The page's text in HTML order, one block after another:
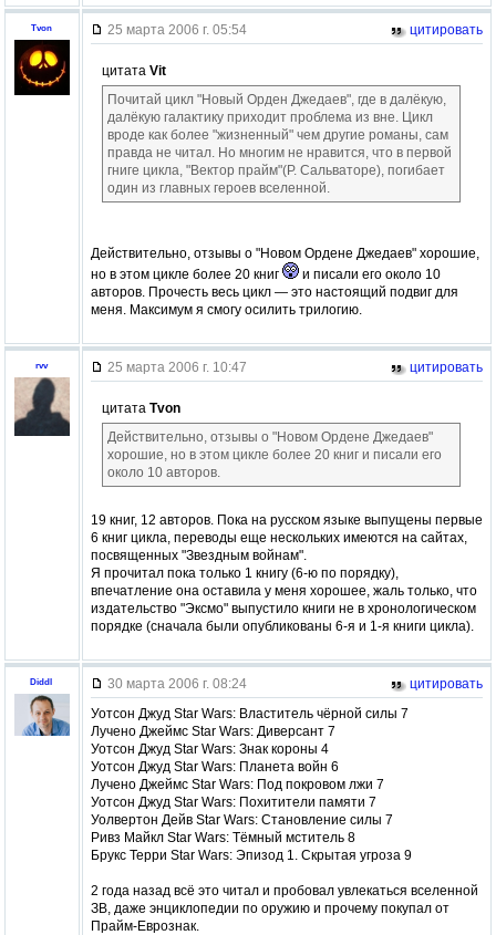
Tvon 25 марта 2006 г. 05:54 цитировать
цитата Vit
Почитай цикл "Новый Орден Джедаев", где в далёкую,
далёкую галактику приходит проблема из вне. Цикл
вроде как более "жизненный" чем другие романы, сам
правда не читал. Но многим не нравится, что в первой
гниге цикла, "Вектор прайм"(Р. Сальваторе), погибает
один из главных героев вселенной.
Действительно, отзывы о "Новом Ордене Джедаев" хорошие,
но в этом цикле более 20 книг
и писали его около 10
авторов. Прочесть весь цикл — это настоящий подвиг для
меня. Максимум я смогу осилить трилогию.
rvv 25 марта 2006 г. 10:47 цитировать
цитата Tvon
Действительно, отзывы о "Новом Ордене Джедаев"
хорошие, но в этом цикле более 20 книг и писали его
около 10 авторов.
19 книг, 12 авторов. Пока на русском языке выпущены первые
6 книг цикла, переводы еще нескольких имеются на сайтах,
посвященных "Звездным войнам".
Я прочитал пока только 1 книгу (6-ю по порядку),
впечатление она оставила у меня хорошее, жаль только, что
издательство "Эксмо" выпустило книги не в хронологическом
порядке (сначала были опубликованы 6-я и 1-я книги цикла).
Diddl 30 марта 2006 г. 08:24
цитировать
Уотсон Джуд Star Wars: Властитель чёрной силы 7
Лучено Джеймс Star Wars: Диверсант 7
Уотсон Джуд Star Wars: Знак короны 4
Уотсон Джуд Star Wars: Планета войн 6
Лучено Джеймс Star Wars: Под покровом лжи 7
Уотсон Джуд Star Wars: Похитители памяти 7
Уолвертон Дейв Star Wars: Становление силы 7
Ривз Майкл Star Wars: Тёмный мститель 8
Брукс Терри Star Wars: Эпизод 1. Скрытая угроза 9
2 года назад всё это читал и пробовал увлекаться вселенной
ЗВ, даже энциклопедии по оружию и прочему покупал от
Прайм-Еврознак.